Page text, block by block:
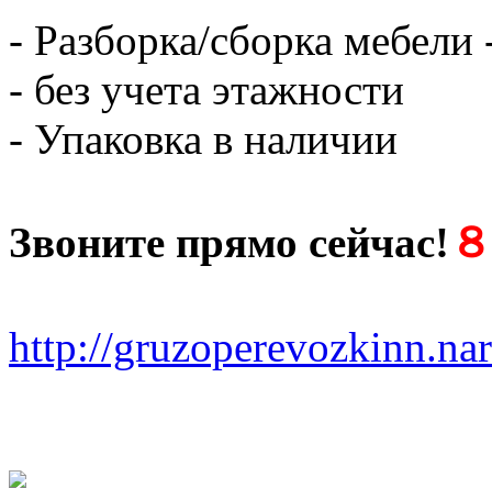
- Разборка/сборка мебели
- без учета этажности
- Упаковка в наличии
Звоните прямо сейчас!
http://